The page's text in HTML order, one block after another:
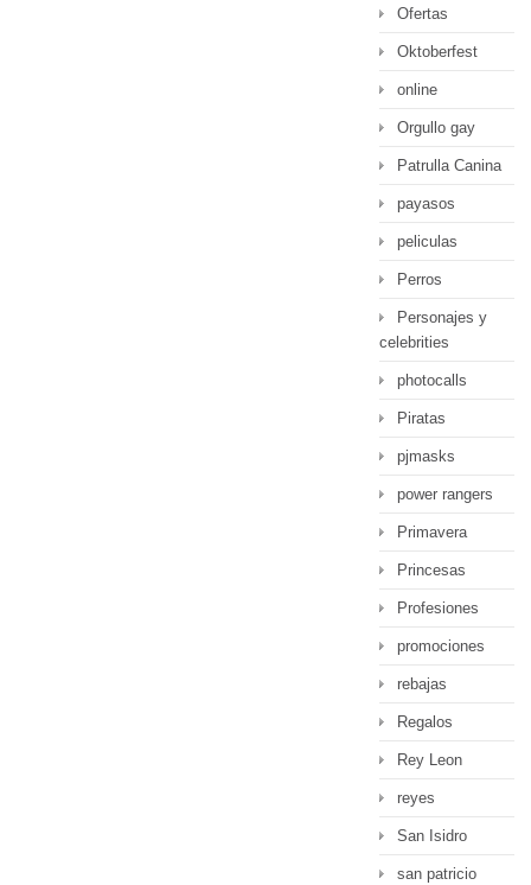
Ofertas
Oktoberfest
online
Orgullo gay
Patrulla Canina
payasos
peliculas
Perros
Personajes y
celebrities
photocalls
Piratas
pjmasks
power rangers
Primavera
Princesas
Profesiones
promociones
rebajas
Regalos
Rey Leon
reyes
San Isidro
san patricio